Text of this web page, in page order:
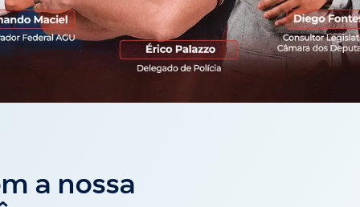
a nossa